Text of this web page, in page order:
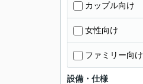
カップル向け
女性向け
ファミリー向け
設備・仕様